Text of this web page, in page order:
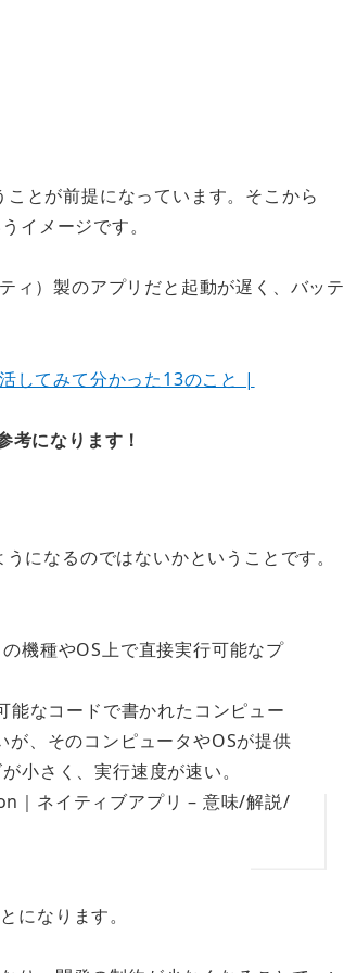
とが前提になっています。そこから
イメージです。
ィ）製のアプリだと起動が遅く、バッテ
してみて分かった13のこと |
考になります！
になるのではないかということです。
機種やOS上で直接実行可能なプ
能なコードで書かれたコンピュー
が、そのコンピュータやOSが提供
小さく、実行速度が速い。
｜ネイティブアプリ – 意味/解説/
になります。